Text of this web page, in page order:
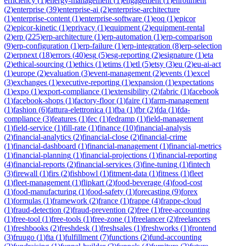
(2)enterprise (39)enterprise-ai (2)enterprise-architecture
(1)enterprise-content (1)enterprise-software (1)eoq (1)epicor
(2)epicor-kinetic (1)eprivacy (1)equipment (2)equipment-rental
(2)erp (225)erp-architecture (1)erp-automation (1)erp-comparison
(9)erp-configuration (1)erp-failure (1)erp-integration (8)erp-selection
(2)erpnext (18)errors (40)esg (5)esg-reporting (2)esignature (1)eta
(2)ethical-sourcing (1)ethics (1)etims (1)etl (5)etsy (3)eu (2)eu-ai-act
(1)europe (2)evaluation (3)event-management (2)events (1)excel
(3)exchanges (1)executive-reporting (1)expansion (1)expectations
(1)expo (1)export-compliance (1)extensibility (2)fabric (1)facebook
(1)facebook-shops (1)factory-floor(1)faire (1)farm-management
(1)fashion (6)fattura-elettronica (1)fba (1)fbr(2)fda (1)fda-
compliance (3)features (1)fec (1)fedramp (1)field-management
(1)field-service (1)fill-rate (1)finance (10)financial-analysis
(2)financial-analytics (2)financial-close (2)financial-crime
(1)financial-dashboard (1)financial-management (1)financial-metrics
(1)financial-planning (1)financial-projections (1)financial-reporting
(4)financial-reports (2)financial-services (3)fine-tuning (1)fintech
(3)firewall (1)firs (2)fishbowl (1)fitment-data (1)fitness (1)fleet
(1)fleet-management (1)flipkart (2)food-beverage (4)food-cost
(1)food-manufacturing (1)food-safety (1)forecasting (9)forex
(1)formulas (1)framework (2)france (1)frappe (4)frappe-cloud
(1)fraud-detection (2)fraud-prevention (2)free (1)free-accounting
(1)free-tool (1)free-tools (1)free-zone (1)freelancer(2)freelancers
(1)freshbooks (2)freshdesk (1)freshsales (1)freshworks (1)frontend
(3)fruugo (1)fta (1)fulfillment (7)functions (2)fund-accounting